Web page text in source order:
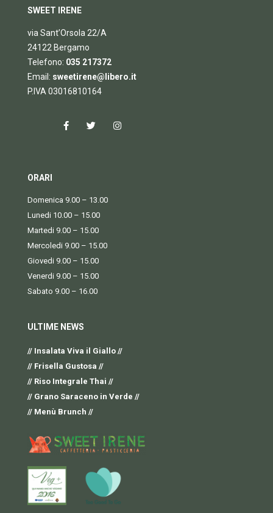
SWEET IRENE
via Sant’Orsola 22/A
24122 Bergamo
Telefono: 035 217372
Email: sweetirene@libero.it
P.IVA 03016810164
ORARI
Domenica 9.00 – 13.00
Lunedi 10.00 – 15.00
Martedi 9.00 – 15.00
Mercoledi 9.00 – 15.00
Giovedi 9.00 – 15.00
Venerdi 9.00 – 15.00
Sabato 9.00 – 16.00
ULTIME NEWS
// Insalata Viva il Giallo //
// Frisella Gustosa //
// Riso Integrale Thai //
// Grano Saraceno in Verde //
// Menù Brunch //